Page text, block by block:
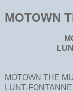
MOTOWN
MOTOWN THE
LUNT-